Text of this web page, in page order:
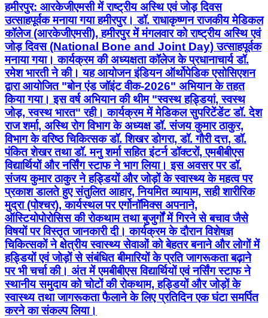
हमीरपुर: आरकेजीएमसी में राष्ट्रीय अस्थि एवं जोड़ दिवस
उत्साहपूर्वक मनाया गया हमीरपुर। डॉ. राधाकृष्णन राजकीय मेडिकल
कॉलेज (आरकेजीएमसी), हमीरपुर में मंगलवार को राष्ट्रीय अस्थि एवं
जोड़ दिवस (National Bone and Joint Day) उत्साहपूर्वक
मनाया गया। कार्यक्रम की अध्यक्षता कॉलेज के प्रधानाचार्य डॉ.
रमेश भारती ने की। यह आयोजन इंडियन ऑर्थोपेडिक एसोसिएशन
द्वारा आयोजित "बोन एंड जॉइंट वीक-2026" अभियान के तहत
किया गया। इस वर्ष अभियान की थीम "स्वस्थ हड्डियां, स्वस्थ
जोड़, स्वस्थ भारत" रही। कार्यक्रम में मेडिकल सुपरिटेंडेंट डॉ. देश
राज शर्मा, अस्थि रोग विभाग के अध्यक्ष डॉ. संजय कुमार ठाकुर,
विभाग के वरिष्ठ चिकित्सक डॉ. शिखर डोगरा, डॉ. गौरी दत्त, डॉ.
पंकित शेखर तथा डॉ. मनु शर्मा सहित इंटर्न डॉक्टरों, एमबीबीएस
विद्यार्थियों और नर्सिंग स्टाफ ने भाग लिया। इस अवसर पर डॉ.
संजय कुमार ठाकुर ने हड्डियों और जोड़ों के स्वास्थ्य के महत्व पर
प्रकाश डालते हुए संतुलित आहार, नियमित व्यायाम, सही शारीरिक
मुद्रा (पोश्चर), कार्यस्थल पर एर्गोनॉमिक्स अपनाने,
ऑस्टियोपोरोसिस की रोकथाम तथा बुजुर्गों में गिरने से बचाव जैसे
विषयों पर विस्तृत जानकारी दी। कार्यक्रम के दौरान विशेषज्ञ
चिकित्सकों ने क्षेत्रीय स्वास्थ्य सेवाओं को बेहतर बनाने और लोगों में
हड्डियों एवं जोड़ों से संबंधित बीमारियों के प्रति जागरूकता बढ़ाने
पर भी चर्चा की। अंत में एमबीबीएस विद्यार्थियों एवं नर्सिंग स्टाफ ने
स्थानीय समुदाय को चोटों की रोकथाम, हड्डियों और जोड़ों के
स्वास्थ्य तथा जागरूकता फैलाने के लिए प्रतिदिन एक घंटा समर्पित
करने का संकल्प लिया।